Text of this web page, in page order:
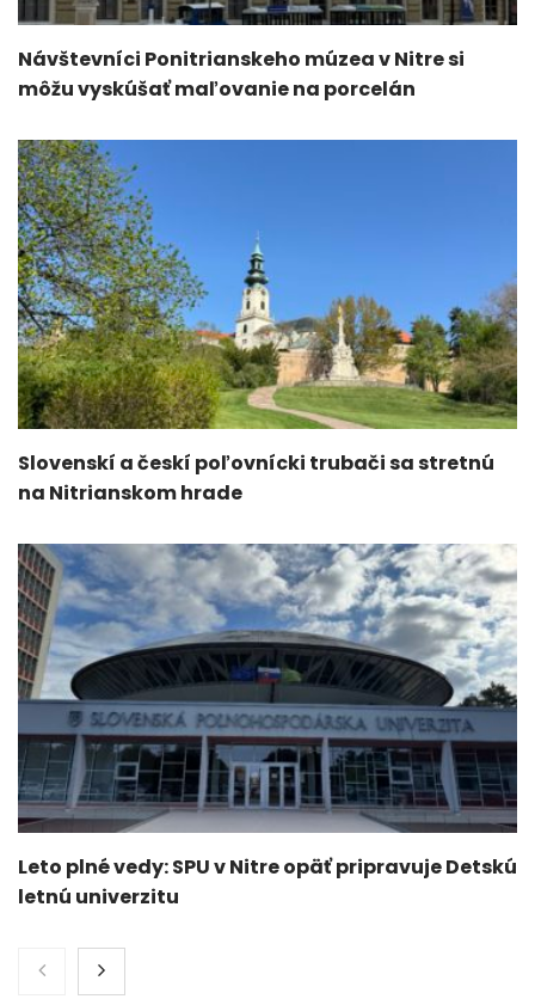
Návštevníci Ponitrianskeho múzea v Nitre si
môžu vyskúšať maľovanie na porcelán
Slovenskí a českí poľovnícki trubači sa stretnú
na Nitrianskom hrade
Leto plné vedy: SPU v Nitre opäť pripravuje Detskú
letnú univerzitu